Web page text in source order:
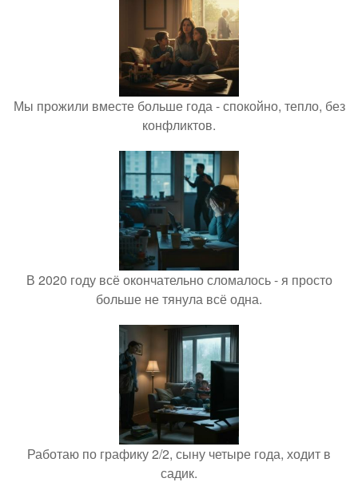
Мы прожили вместе больше года - спокойно, тепло, без
конфликтов.
В 2020 году всё окончательно сломалось - я просто
больше не тянула всё одна.
Работаю по графику 2/2, сыну четыре года, ходит в
садик.